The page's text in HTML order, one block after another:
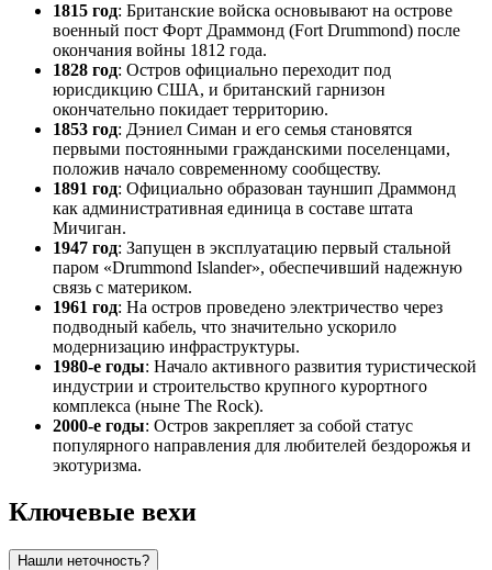
1815 год: Британские войска основывают на острове
военный пост Форт Драммонд (Fort Drummond) после
окончания войны 1812 года.
1828 год: Остров официально переходит под
юрисдикцию США, и британский гарнизон
окончательно покидает территорию.
1853 год: Дэниел Симан и его семья становятся
первыми постоянными гражданскими поселенцами,
положив начало современному сообществу.
1891 год: Официально образован тауншип Драммонд
как административная единица в составе штата
Мичиган.
1947 год: Запущен в эксплуатацию первый стальной
паром «Drummond Islander», обеспечивший надежную
связь с материком.
1961 год: На остров проведено электричество через
подводный кабель, что значительно ускорило
модернизацию инфраструктуры.
1980-е годы: Начало активного развития туристической
индустрии и строительство крупного курортного
комплекса (ныне The Rock).
2000-е годы: Остров закрепляет за собой статус
популярного направления для любителей бездорожья и
экотуризма.
Ключевые вехи
Нашли неточность?